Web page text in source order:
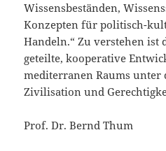
Wissensbeständen,
Konzepten für politisch-
Handeln.“ Zu verstehen ist
geteilte, kooperative
mediterranen Raums unter
Zivilisation und
Prof. Dr. Bernd Thum